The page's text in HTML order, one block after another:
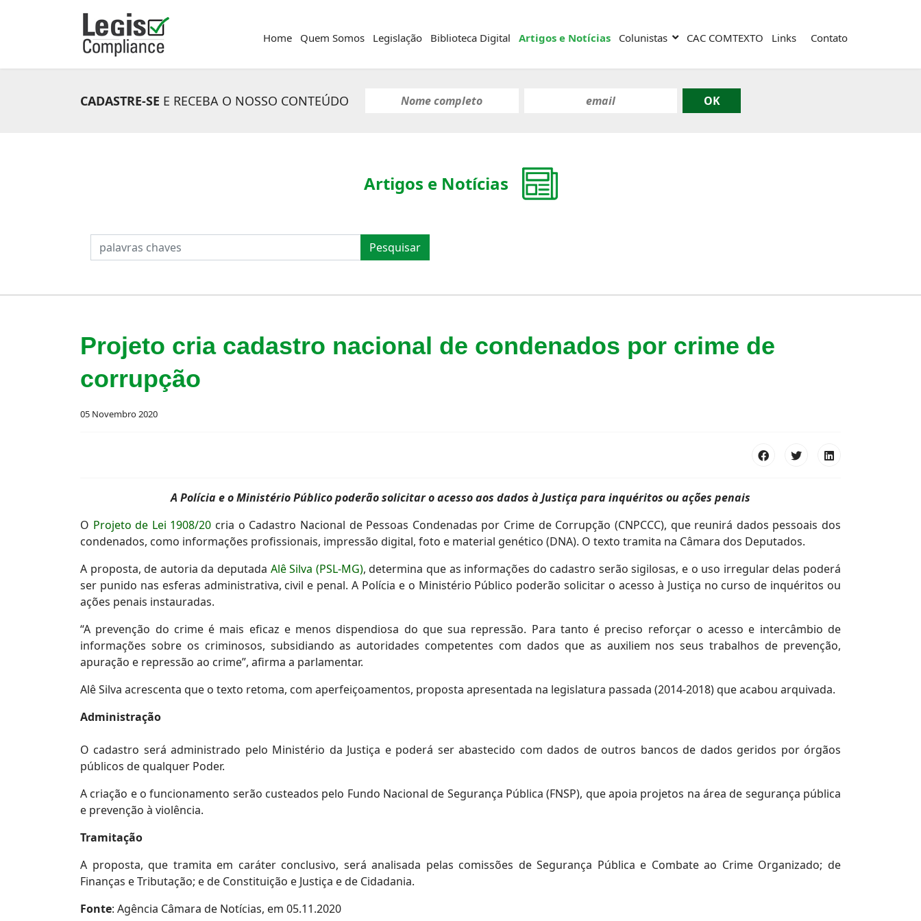
Home Quem Somos Legislação Biblioteca Digital Artigos e Notícias Colunistas CAC COMTEXTO Links Contato
CADASTRE-SE E RECEBA O NOSSO CONTEÚDO
PESQUISAR Pesquisar
Artigos e Notícias
Projeto cria cadastro nacional de condenados por crime de
corrupção
05 Novembro 2020
A Polícia e o Ministério Público poderão solicitar o acesso aos dados à Justiça para inquéritos ou ações penais
O Projeto de Lei 1908/20 cria o Cadastro Nacional de Pessoas Condenadas por Crime de Corrupção (CNPCCC), que reunirá dados pessoais dos
condenados, como informações profissionais, impressão digital, foto e material genético (DNA). O texto tramita na Câmara dos Deputados.
A proposta, de autoria da deputada Alê Silva (PSL-MG), determina que as informações do cadastro serão sigilosas, e o uso irregular delas poderá
ser punido nas esferas administrativa, civil e penal. A Polícia e o Ministério Público poderão solicitar o acesso à Justiça no curso de inquéritos ou
ações penais instauradas.
“A prevenção do crime é mais eficaz e menos dispendiosa do que sua repressão. Para tanto é preciso reforçar o acesso e intercâmbio de
informações sobre os criminosos, subsidiando as autoridades competentes com dados que as auxiliem nos seus trabalhos de prevenção,
apuração e repressão ao crime”, afirma a parlamentar.
Alê Silva acrescenta que o texto retoma, com aperfeiçoamentos, proposta apresentada na legislatura passada (2014-2018) que acabou arquivada.
Administração
O cadastro será administrado pelo Ministério da Justiça e poderá ser abastecido com dados de outros bancos de dados geridos por órgãos
públicos de qualquer Poder.
A criação e o funcionamento serão custeados pelo Fundo Nacional de Segurança Pública (FNSP), que apoia projetos na área de segurança pública
e prevenção à violência.
Tramitação
A proposta, que tramita em caráter conclusivo, será analisada pelas comissões de Segurança Pública e Combate ao Crime Organizado; de
Finanças e Tributação; e de Constituição e Justiça e de Cidadania.
Fonte: Agência Câmara de Notícias, em 05.11.2020